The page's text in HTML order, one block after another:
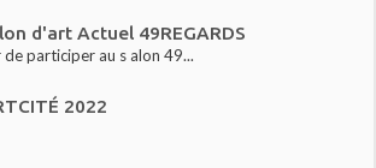
d'art Actuel 49REGARDS
de participer au s alon 49...
2022